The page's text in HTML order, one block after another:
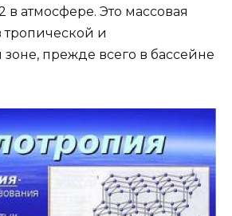
в атмосфере. Это массовая
тропической и
прежде всего в бассейне